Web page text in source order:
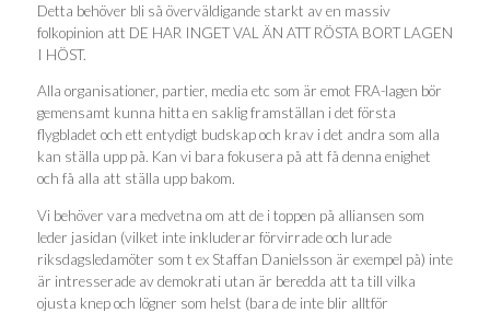
Detta behöver bli så överväldigande starkt av en massiv
folkopinion att DE HAR INGET VAL ÄN ATT RÖSTA BORT LAGEN
I HÖST.
Alla organisationer, partier, media etc som är emot FRA-lagen bör
gemensamt kunna hitta en saklig framställan i det första
flygbladet och ett entydigt budskap och krav i det andra som alla
kan ställa upp på. Kan vi bara fokusera på att få denna enighet
och få alla att ställa upp bakom.
Vi behöver vara medvetna om att de i toppen på alliansen som
leder jasidan (vilket inte inkluderar förvirrade och lurade
riksdagsledamöter som t ex Staffan Danielsson är exempel på) inte
är intresserade av demokrati utan är beredda att ta till vilka
ojusta knep och lögner som helst (bara de inte blir alltför